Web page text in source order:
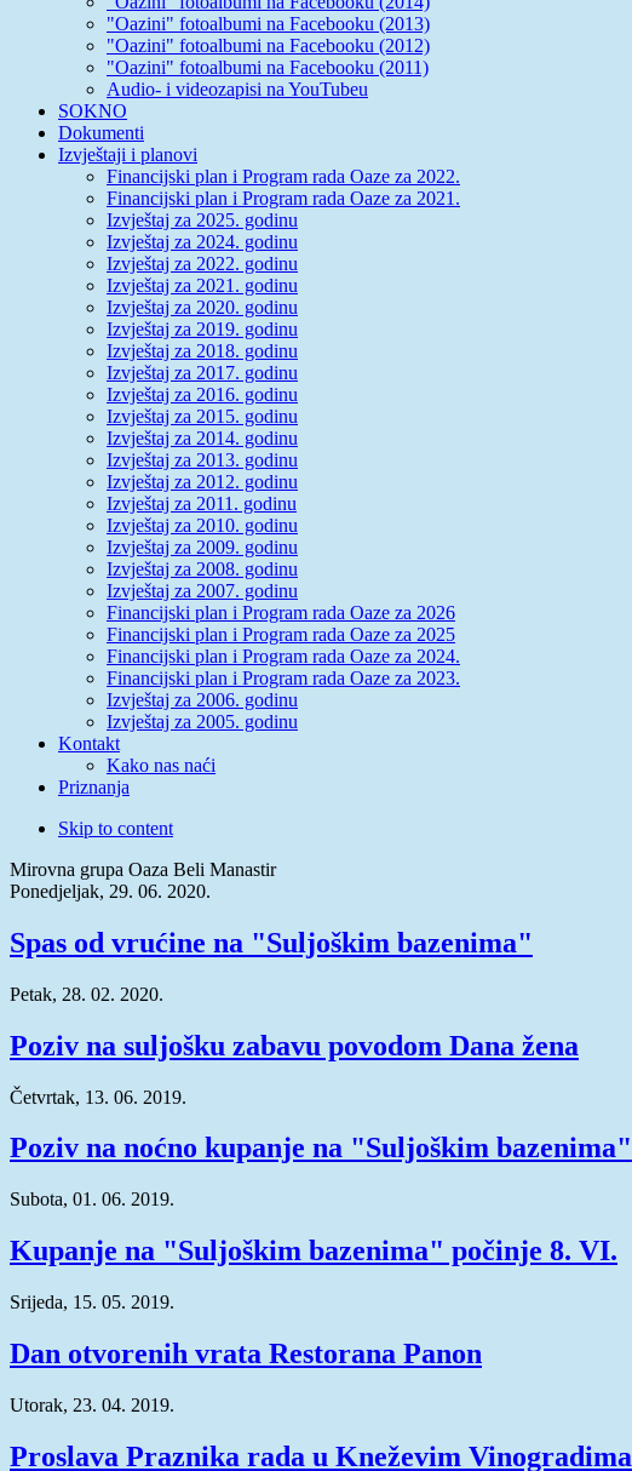
"Oazini" fotoalbumi na Facebooku (2013)
"Oazini" fotoalbumi na Facebooku (2012)
"Oazini" fotoalbumi na Facebooku (2011)
Audio- i videozapisi na YouTubeu
SOKNO
Dokumenti
Izvještaji i planovi
Financijski plan i Program rada Oaze za 2022.
Financijski plan i Program rada Oaze za 2021.
Izvještaj za 2025. godinu
Izvještaj za 2024. godinu
Izvještaj za 2022. godinu
Izvještaj za 2021. godinu
Izvještaj za 2020. godinu
Izvještaj za 2019. godinu
Izvještaj za 2018. godinu
Izvještaj za 2017. godinu
Izvještaj za 2016. godinu
Izvještaj za 2015. godinu
Izvještaj za 2014. godinu
Izvještaj za 2013. godinu
Izvještaj za 2012. godinu
Izvještaj za 2011. godinu
Izvještaj za 2010. godinu
Izvještaj za 2009. godinu
Izvještaj za 2008. godinu
Izvještaj za 2007. godinu
Financijski plan i Program rada Oaze za 2026
Financijski plan i Program rada Oaze za 2025
Financijski plan i Program rada Oaze za 2024.
Financijski plan i Program rada Oaze za 2023.
Izvještaj za 2006. godinu
Izvještaj za 2005. godinu
Kontakt
Kako nas naći
Priznanja
Skip to content
Mirovna grupa Oaza Beli Manastir
Ponedjeljak, 29. 06. 2020.
Spas od vrućine na "Suljoškim bazenima"
Petak, 28. 02. 2020.
Poziv na suljošku zabavu povodom Dana žena
Četvrtak, 13. 06. 2019.
Poziv na noćno kupanje na "Suljoškim bazenima"
Subota, 01. 06. 2019.
Kupanje na "Suljoškim bazenima" počinje 8. VI.
Srijeda, 15. 05. 2019.
Dan otvorenih vrata Restorana Panon
Utorak, 23. 04. 2019.
Proslava Praznika rada u Kneževim Vinogradima